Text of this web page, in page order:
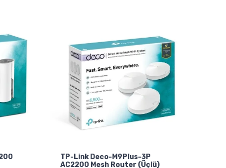
TP-Link Deco-M9Plus-3P
AC2200 Mesh Router (Üçlü)